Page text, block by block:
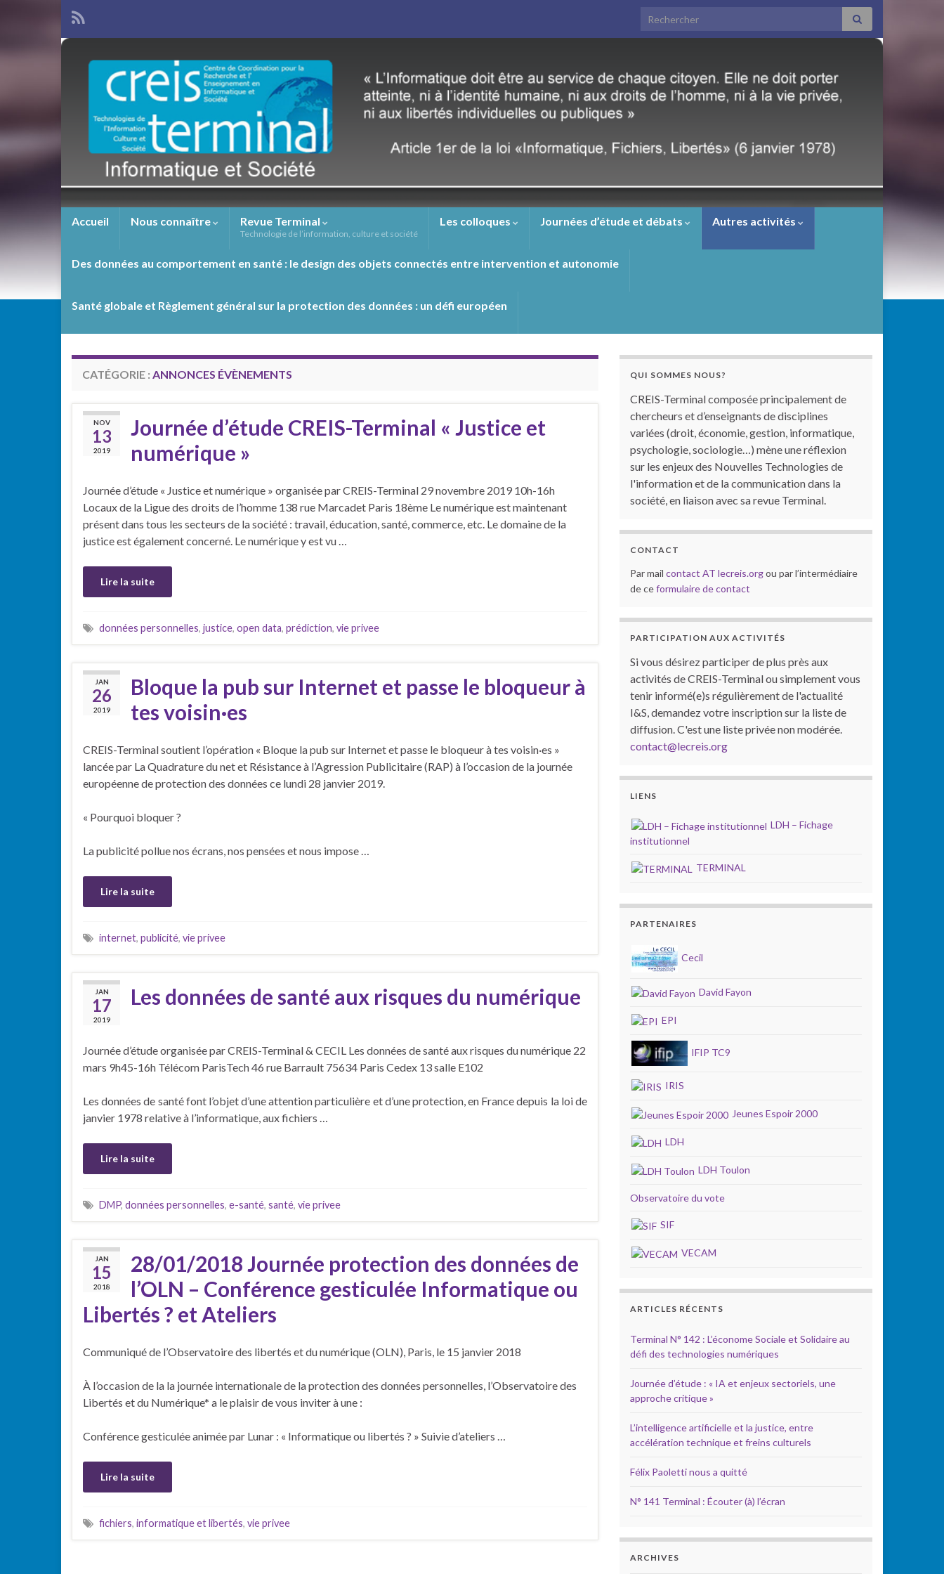
Search for:
Accueil Nous connaître Revue Terminal
Technologie de l’information, culture et société
Les colloques Journées d’étude et débats Autres activités
Des données au comportement en santé : le design des objets connectés entre intervention et autonomie
Santé globale et Règlement général sur la protection des données : un défi européen
CATÉGORIE : ANNONCES ÉVÈNEMENTS
NOV
13
2019
Journée d’étude CREIS-Terminal « Justice et
numérique »
Journée d’étude « Justice et numérique » organisée par CREIS-Terminal 29 novembre 2019 10h-16h
Locaux de la Ligue des droits de l’homme 138 rue Marcadet Paris 18ème Le numérique est maintenant
présent dans tous les secteurs de la société : travail, éducation, santé, commerce, etc. Le domaine de la
justice est également concerné. Le numérique y est vu …
Lire la suite
données personnelles, justice, open data, prédiction, vie privee
JAN
26
2019
Bloque la pub sur Internet et passe le bloqueur à
tes voisin·es
CREIS-Terminal soutient l’opération « Bloque la pub sur Internet et passe le bloqueur à tes voisin·es »
lancée par La Quadrature du net et Résistance à l’Agression Publicitaire (RAP) à l’occasion de la journée
européenne de protection des données ce lundi 28 janvier 2019.
« Pourquoi bloquer ?
La publicité pollue nos écrans, nos pensées et nous impose …
Lire la suite
internet, publicité, vie privee
JAN
17
2019
Les données de santé aux risques du numérique
Journée d’étude organisée par CREIS-Terminal & CECIL Les données de santé aux risques du numérique 22
mars 9h45-16h Télécom ParisTech 46 rue Barrault 75634 Paris Cedex 13 salle E102
Les données de santé font l’objet d’une attention particulière et d’une protection, en France depuis la loi de
janvier 1978 relative à l’informatique, aux fichiers …
Lire la suite
DMP, données personnelles, e-santé, santé, vie privee
JAN
15
2018
28/01/2018 Journée protection des données de
l’OLN – Conférence gesticulée Informatique ou
Libertés ? et Ateliers
Communiqué de l’Observatoire des libertés et du numérique (OLN), Paris, le 15 janvier 2018
À l’occasion de la la journée internationale de la protection des données personnelles, l’Observatoire des
Libertés et du Numérique* a le plaisir de vous inviter à une :
Conférence gesticulée animée par Lunar : « Informatique ou libertés ? » Suivie d’ateliers …
Lire la suite
fichiers, informatique et libertés, vie privee
QUI SOMMES NOUS?
CREIS-Terminal composée principalement de
chercheurs et d’enseignants de disciplines
variées (droit, économie, gestion, informatique,
psychologie, sociologie…) mène une réflexion
sur les enjeux des Nouvelles Technologies de
l'information et de la communication dans la
société, en liaison avec sa revue Terminal.
CONTACT
Par mail contact AT lecreis.orgou par l’intermédiaire
de ceformulaire de contact
PARTICIPATION AUX ACTIVITÉS
Si vous désirez participer de plus près aux
activités de CREIS-Terminal ou simplement vous
tenir informé(e)s régulièrement de l'actualité
I&S, demandez votre inscription sur la liste de
diffusion. C'est une liste privée non modérée.
contact@lecreis.org
LIENS
LDH – Fichage
institutionnel
TERMINAL
PARTENAIRES
Cecil
David Fayon
EPI
IFIP TC9
IRIS
Jeunes Espoir 2000
LDH
LDH Toulon
Observatoire du vote
SIF
VECAM
ARTICLES RÉCENTS
Terminal N° 142 : L’économe Sociale et Solidaire au
défi des technologies numériques
Journée d’étude : « IA et enjeux sectoriels, une
approche critique »
L’intelligence artificielle et la justice, entre
accélération technique et freins culturels
Félix Paoletti nous a quitté
N° 141 Terminal : Écouter (à) l’écran
ARCHIVES